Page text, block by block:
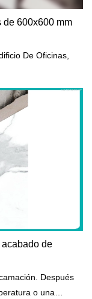
de 600x600 mm
De Oficinas,
de
Después
o una